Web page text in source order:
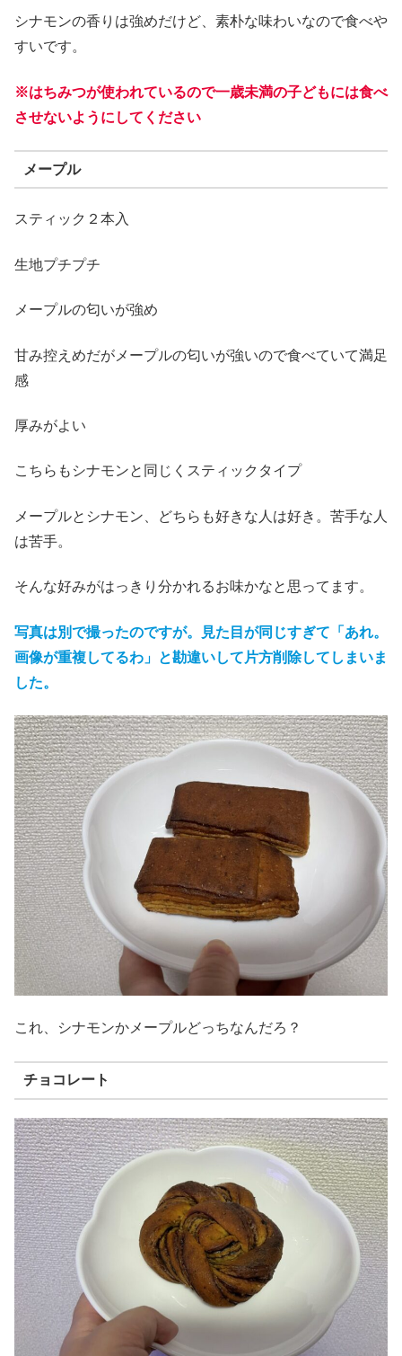
シナモンの香りは強めだけど、素朴な味わいなので食べや
すいです。
※はちみつが使われているので一歳未満の子どもには食べ
させないようにしてください
メープル
スティック２本入
生地プチプチ
メープルの匂いが強め
甘み控えめだがメープルの匂いが強いので食べていて満足
感
厚みがよい
こちらもシナモンと同じくスティックタイプ
メープルとシナモン、どちらも好きな人は好き。苦手な人
は苦手。
そんな好みがはっきり分かれるお味かなと思ってます。
写真は別で撮ったのですが。見た目が同じすぎて「あれ。
画像が重複してるわ」と勘違いして片方削除してしまいま
した。
これ、シナモンかメープルどっちなんだろ？
チョコレート